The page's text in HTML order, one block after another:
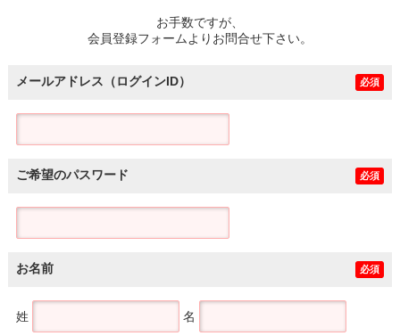
お手数ですが、
会員登録フォームよりお問合せ下さい。
メールアドレス（ログインID） 必須
ご希望のパスワード 必須
お名前 必須
姓 名